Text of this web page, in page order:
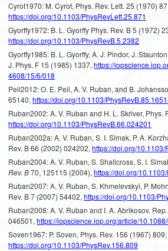
Cyrot1970: M. Cyrot, Phys. Rev. Lett. 25 (1970)
https://doi.org/10.1103/PhysRevLett.25.871
Gyorffy1972: B. L. Gyorffy Phys. Rev. B 5 (1972)
https://doi.org/10.1103/PhysRevB.5.2382
Gyorffy1985: B. L. Gyorffy, A. J. Pindor, J.
J. Phys. F 15 (1985) 1337,https://
4608/15/6/018
Peil2012: O. E. Peil, A. V. Ruban, and B.
65140,https://doi.org/10.1103/
Ruban2002: A. V. Ruban and H. L. Skriver, Phys.
https://doi.org/10.1103/PhysRevB.66.024201
Ruban2002a: A. V. Ruban, S. I. Simak, P. A.
Rev. B 66 (2002) 024202,https://doi.org/
Ruban2004: A. V. Ruban, S. Shallcross, S. I.
Rev. B70, 125115 (2004),https://doi.org/
Ruban2007: A. V. Ruban, S. Khmelevskyi, P.
Rev. B 7 (2007) 54402,https://doi.org/10.1103/
Ruban2008: A. V. Ruban and I. A. Abrikosov,
046501,https://iopscience.iop.org/article/
Soven1967: P. Soven, Phys. Rev. 156 (1967) 809,
https://doi.org/10.1103/PhysRev.156.809